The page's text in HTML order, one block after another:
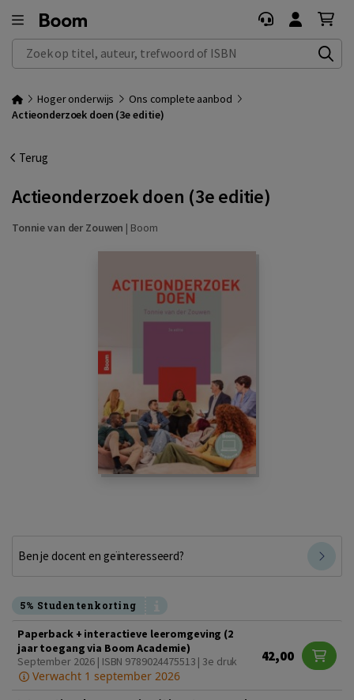
Zoek op titel, auteur, trefwoord of ISBN
Hoger onderwijs
Ons complete aanbod
Actieonderzoek doen (3e editie)
Terug
Actieonderzoek doen (3e editie)
Tonnie van der Zouwen | Boom
Ben je docent en geïnteresseerd?
5% Studentenkorting
Paperback + interactieve leeromgeving (2
jaar toegang via Boom Academie)
September 2026 | ISBN 9789024475513 | 3e druk
Verwacht 1 september 2026
42,00